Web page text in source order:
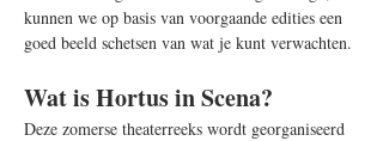
kunnen we op basis van voorgaande edities een
goed beeld schetsen van wat je kunt verwachten.
Wat is Hortus in Scena?
Deze zomerse theaterreeks wordt georganiseerd